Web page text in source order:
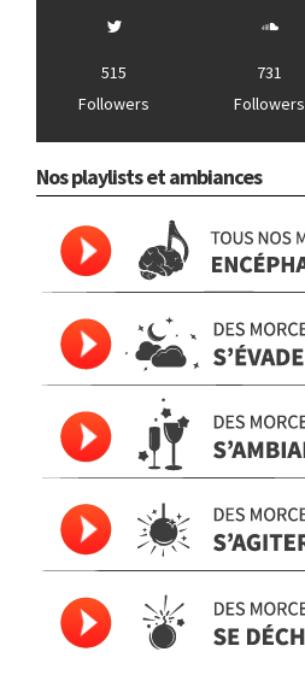
515
Followers
731
Followers
Nos playlists et ambiances